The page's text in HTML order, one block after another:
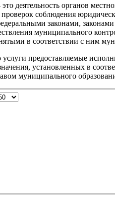
это деятельность органов
проверок соблюдения
законами,
муниципального
в соответствии с ним
услуги предоставляемые
установленных в
муниципального